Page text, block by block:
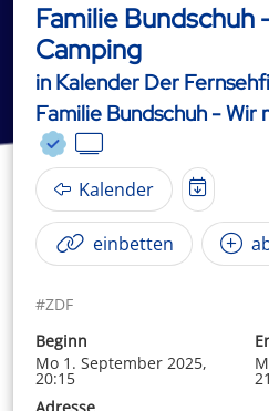
Familie Bundschuh
Camping
in Kalender Der
Familie Bundschuh - Wir
Kalender
einbetten
#ZDF
Beginn
Mo 1. September 2025,
20:15
Adresse